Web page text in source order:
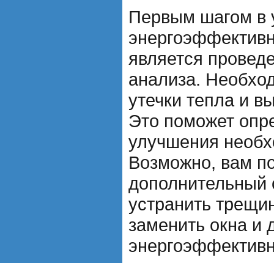
Первым шагом в
является
анализа.
утечки тепла и
Это поможет
улучшения
Возможно, вам
дополнительный
устранить
заменить окна и